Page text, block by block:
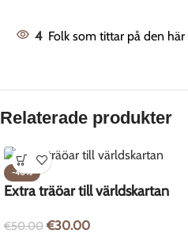
4 Folk som tittar på den
Relaterade produkter
-40%
Extra träöar till världskartan
€50.00 €30.00